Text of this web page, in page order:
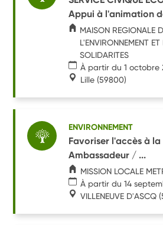
Appui à l'animation
MAISON REGIONALE
L'ENVIRONNEMENT ET
SOLIDARITES
À partir du 1 octobre
Lille (59800)
ENVIRONNEMENT
Favoriser l'accès à la
Ambassadeur / ...
MISSION LOCALE
À partir du 14
VILLENEUVE D'ASCQ